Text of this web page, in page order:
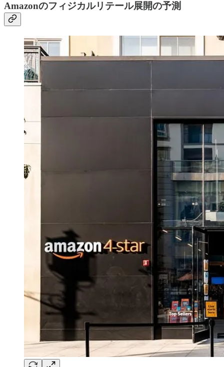
Amazonのフィジカルリテール展開の予測